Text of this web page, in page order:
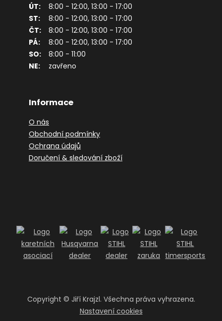
ÚT:
8:00 - 12:00, 13:00 - 17:00
ST:
8:00 - 12:00, 13:00 - 17:00
ČT:
8:00 - 12:00, 13:00 - 17:00
PÁ:
8:00 - 12:00, 13:00 - 17:00
SO:
8:00 - 11:00
NE:
zavřeno
Informace
O nás
Obchodní podmínky
Ochrana údajů
Doručení & sledování zboží
Copyright © Jiří Krajzl. Všechna práva vyhrazena.
Nastavení cookies